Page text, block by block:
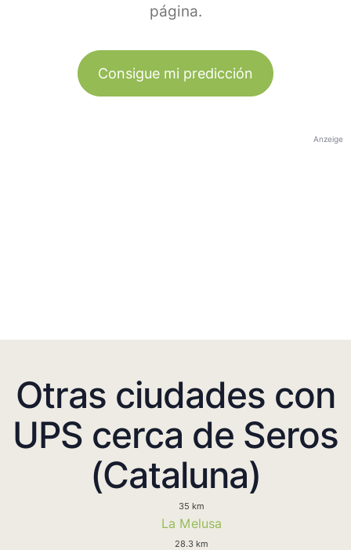
página.
Consigue mi predicción
Anzeige
Otras ciudades con
UPS cerca de Seros
(Cataluna)
35 km
La Melusa
28.3 km